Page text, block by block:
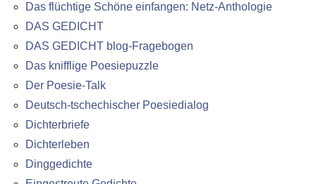
Das flüchtige Schöne einfangen: Netz-Anthologie
DAS GEDICHT
DAS GEDICHT blog-Fragebogen
Das knifflige Poesiepuzzle
Der Poesie-Talk
Deutsch-tschechischer Poesiedialog
Dichterbriefe
Dichterleben
Dinggedichte